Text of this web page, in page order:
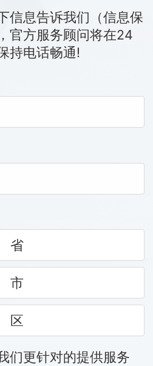
信息告诉我们（信息保
官方服务顾问将在24
持电话畅通!
省
市
区
们更针对的提供服务